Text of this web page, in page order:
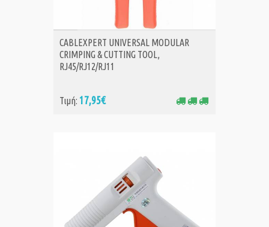
ΑΓΟΡΑ
CABLEXPERT UNIVERSAL MODULAR
CRIMPING & CUTTING TOOL,
RJ45/RJ12/RJ11
Τιμή: 17,95€